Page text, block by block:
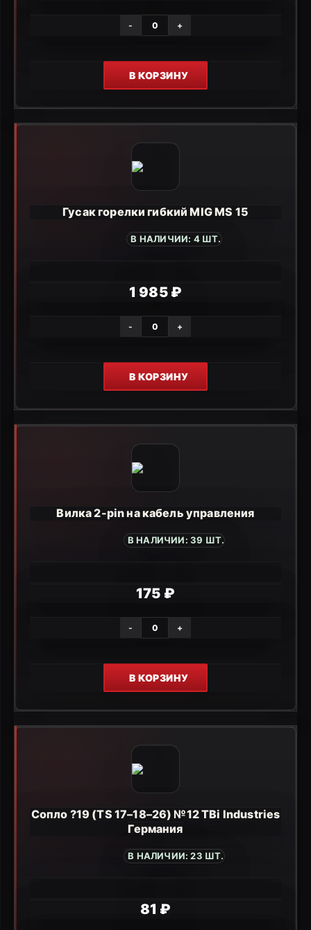
- +
В КОРЗИНУ
Гусак горелки гибкий MIG MS 15
В НАЛИЧИИ: 4 ШТ.
1 985 ₽
- +
В КОРЗИНУ
Вилка 2-pin на кабель управления
В НАЛИЧИИ: 39 ШТ.
175 ₽
- +
В КОРЗИНУ
Сопло ?19 (TS 17–18–26) №12 TBi Industries
Германия
В НАЛИЧИИ: 23 ШТ.
81 ₽